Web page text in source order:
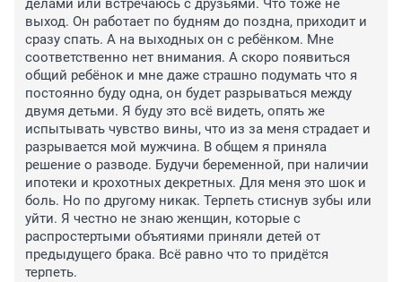
делами или встречаюсь с друзьями. Что тоже не
выход. Он работает по будням до поздна, приходит и
сразу спать. А на выходных он с ребёнком. Мне
соответственно нет внимания. А скоро появиться
общий ребёнок и мне даже страшно подумать что я
постоянно буду одна, он будет разрываться между
двумя детьми. Я буду это всё видеть, опять же
испытывать чувство вины, что из за меня страдает и
разрывается мой мужчина. В общем я приняла
решение о разводе. Будучи беременной, при наличии
ипотеки и крохотных декретных. Для меня это шок и
боль. Но по другому никак. Терпеть стиснув зубы или
уйти. Я честно не знаю женщин, которые с
распростертыми объятиями приняли детей от
предыдущего брака. Всё равно что то придётся
терпеть.